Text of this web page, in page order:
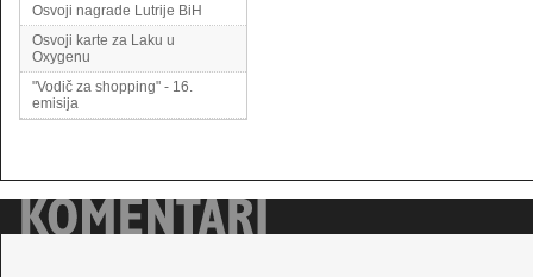
Osvoji nagrade Lutrije BiH
Osvoji karte za Laku u
Oxygenu
"Vodič za shopping" - 16.
emisija